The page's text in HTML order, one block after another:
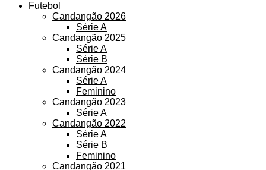
Futebol
Candangão 2026
Série A
Candangão 2025
Série A
Série B
Candangão 2024
Série A
Feminino
Candangão 2023
Série A
Candangão 2022
Série A
Série B
Feminino
Candangão 2021